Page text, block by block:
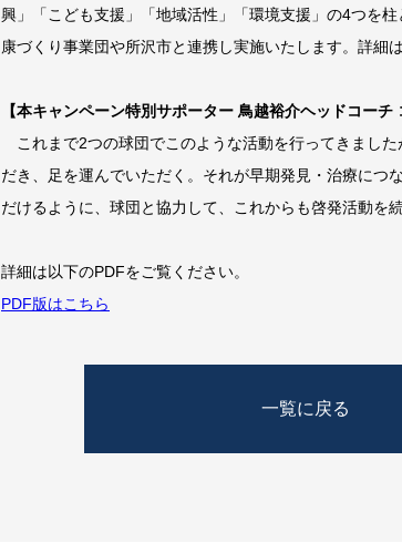
興」「こども支援」「地域活性」「環境支援」の4つを
康づくり事業団や所沢市と連携し実施いたします。詳細
【本キャンペーン特別サポーター 鳥越裕介ヘッドコーチ
これまで2つの球団でこのような活動を行ってきまし
だき、足を運んでいただく。それが早期発見・治療につ
だけるように、球団と協力して、これからも啓発活動を
詳細は以下のPDFをご覧ください。
PDF版はこちら
一覧に戻る